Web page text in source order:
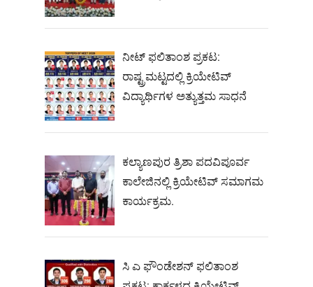
ನೀಟ್‌ ಫಲಿತಾಂಶ ಪ್ರಕಟ:
ರಾಷ್ಟ್ರಮಟ್ಟದಲ್ಲಿ ಕ್ರಿಯೇಟಿವ್‌
ವಿದ್ಯಾರ್ಥಿಗಳ ಅತ್ಯುತ್ತಮ ಸಾಧನೆ
ಕಲ್ಯಾಣಪುರ ತ್ರಿಶಾ ಪದವಿಪೂರ್ವ
ಕಾಲೇಜಿನಲ್ಲಿ ಕ್ರಿಯೇಟಿವ್ ಸಮಾಗಮ
ಕಾರ್ಯಕ್ರಮ.
ಸಿ ಎ ಫೌಂಡೇಶನ್ ಫಲಿತಾಂಶ